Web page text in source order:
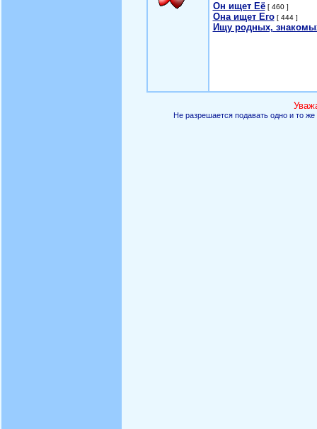
Он ищет Её[ 460 ]
Она ищет Его[ 444 ]
Ищу родных,
Не разрешается подавать одно и то